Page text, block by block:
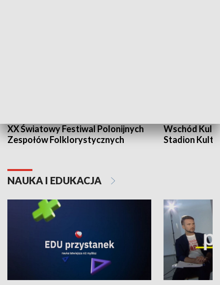
XX Światowy Festiwal Polonijnych
Zespołów Folklorystycznych
Wschód
Stadion
NAUKA I EDUKACJA